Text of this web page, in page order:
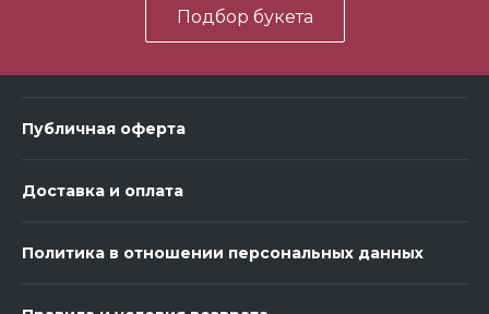
Подбор букета
Публичная оферта
Доставка и оплата
Политика в отношении персональных данных